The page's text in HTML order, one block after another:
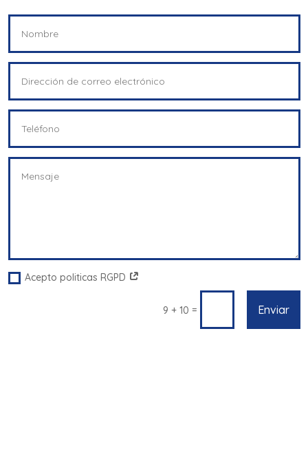
Acepto politicas RGPD
9 + 10 = Enviar